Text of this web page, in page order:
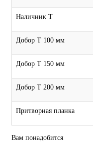
Наличник Т
Добор Т 100 мм
Добор Т 150 мм
Добор Т 200 мм
Притворная планка
Вам понадобится